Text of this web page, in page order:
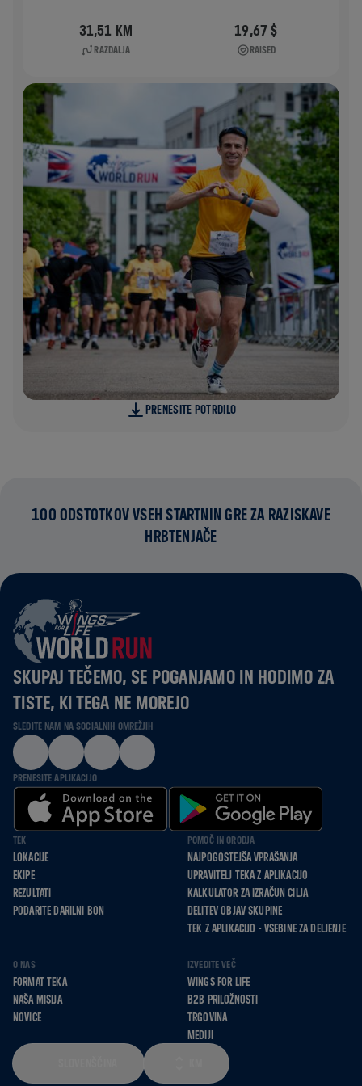
31,51 KM
RAZDALJA
19,67 $
RAISED
PRENESITE POTRDILO
100 ODSTOTKOV VSEH STARTNIN GRE ZA RAZISKAVE
HRBTENJAČE
SKUPAJ TEČEMO, SE POGANJAMO IN HODIMO ZA
TISTE, KI TEGA NE MOREJO
SLEDITE NAM NA SOCIALNIH OMREŽJIH
PRENESITE APLIKACIJO
TEK
LOKACIJE
EKIPE
REZULTATI
PODARITE DARILNI BON
POMOČ IN ORODJA
NAJPOGOSTEJŠA VPRAŠANJA
UPRAVITELJ TEKA Z APLIKACIJO
KALKULATOR ZA IZRAČUN CILJA
DELITEV OBJAV SKUPINE
TEK Z APLIKACIJO - VSEBINE ZA DELJENJE
O NAS
FORMAT TEKA
NAŠA MISIJA
NOVICE
IZVEDITE VEČ
WINGS FOR LIFE
B2B PRILOŽNOSTI
TRGOVINA
MEDIJI